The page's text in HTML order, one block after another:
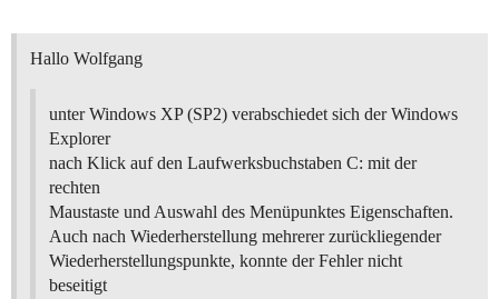
Hallo Wolfgang
unter Windows XP (SP2) verabschiedet sich der Windows
Explorer
nach Klick auf den Laufwerksbuchstaben C: mit der
rechten
Maustaste und Auswahl des Menüpunktes Eigenschaften.
Auch nach Wiederherstellung mehrerer zurückliegender
Wiederherstellungspunkte, konnte der Fehler nicht
beseitigt